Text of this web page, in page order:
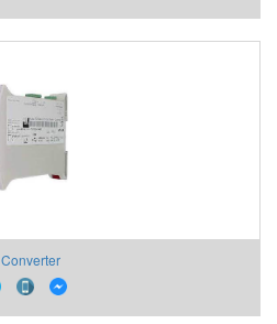
Converter